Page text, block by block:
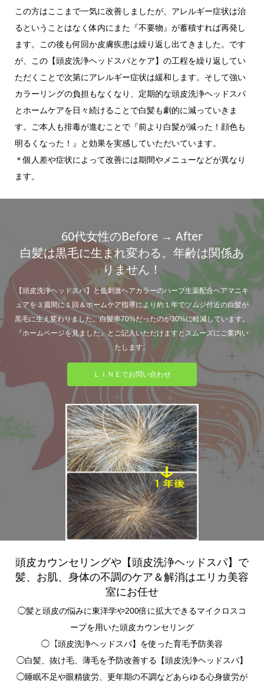
この方はここまで一気に改善しましたが、アレルギー症状は治
るということはなく体内にまた『不要物』が蓄積すれば再発し
ます。この後も何回か皮膚疾患は繰り返し出てきました。です
が、この【頭皮洗浄ヘッドスパとケア】の工程を繰り返してい
ただくことで次第にアレルギー症状は緩和します。そして強い
カラーリングの負担もなくなり、定期的な頭皮洗浄ヘッドスパ
とホームケアを日々続けることで白髪も劇的に減っていきま
す。ご本人も排毒が進むことで『前より白髪が減った！顔色も
明るくなった！』と効果を実感していただいています。
＊個人差や症状によって改善には期間やメニューなどが異なり
ます。
60代女性のBefore → After
白髪は黒毛に生まれ変わる。年齢は関係あ
りません！
【頭皮洗浄ヘッドスパ】と低刺激ヘアカラーのハーブ生薬配合ヘアマニキ
ュアを３週間に１回＆ホームケア指導により約１年でツムジ付近の白髪が
黒毛に生え変わりました。白髪率70%だったのが30%に軽減しています。
『ホームページを見ました』とご記入いただけますとスムーズにご案内い
たします。
ＬＩＮＥでお問い合わせ
頭皮カウンセリングや【頭皮洗浄ヘッドスパ】で
髪、お肌、身体の不調のケア＆解消はエリカ美容
室にお任せ
◯髪と頭皮の悩みに東洋学や200倍に拡大できるマイクロスコ
ープを用いた頭皮カウンセリング
◯【頭皮洗浄ヘッドスパ】を使った育毛予防美容
◯白髪、抜け毛、薄毛を予防改善する【頭皮洗浄ヘッドスパ】
◯睡眠不足や眼精疲労、更年期の不調などあらゆる心身疲労が